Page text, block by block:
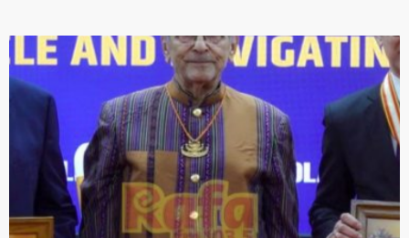
PROGRAMA SIRA
VÍDEO SIRA
EVENTU SIRA
KONTAKTU SIRA
keyboard_arrow_down